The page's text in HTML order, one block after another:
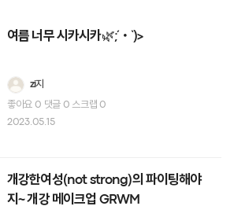
여름 너무 시카시카🌿;´・`)>
zi지
좋아요 0 댓글 0 스크랩 0
2023.05.15
개강한여성(not strong)의 파이팅해야
지~ 개강 메이크업 GRWM